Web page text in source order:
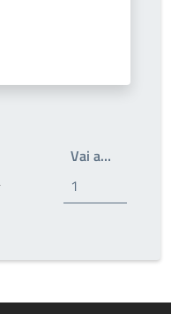
pagina
Vai a…Write the